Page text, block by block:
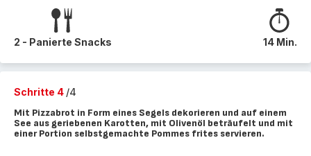
2 - Panierte Snacks 14 Min.
Schritte 4 /4
Mit Pizzabrot in Form eines Segels dekorieren und auf einem
See aus geriebenen Karotten, mit Olivenöl beträufelt und mit
einer Portion selbstgemachte Pommes frites servieren.